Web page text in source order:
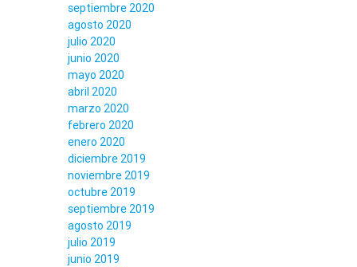
septiembre 2020
agosto 2020
julio 2020
junio 2020
mayo 2020
abril 2020
marzo 2020
febrero 2020
enero 2020
diciembre 2019
noviembre 2019
octubre 2019
septiembre 2019
agosto 2019
julio 2019
junio 2019